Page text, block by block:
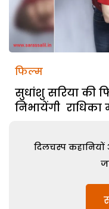
फिल्म
सुधांशु सरिया की
निभायेंगी राधिका
दिलचस्प